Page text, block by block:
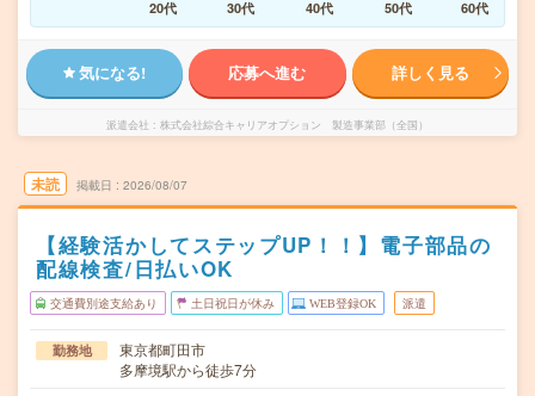
20代 30代 40代 50代 60代
気になる! 応募へ進む 詳しく見る
派遣会社 株式会社綜合キャリアオプション 製造事業部（全国）
未読 掲載日 2026/08/07
【経験活かしてステップUP！！】電子部品の
配線検査/日払いOK
交通費別途支給あり 土日祝日が休み WEB登録OK 派遣
勤務地
東京都町田市
多摩境駅から徒歩7分